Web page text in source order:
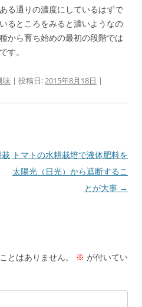
る通りの濃度にしているはずで
るところをみると濃いようなの
から育ち始めの最初の段階では
す。
味 | 投稿日:2015年8月18日 |
トマトの水耕栽培で液体肥料を
太陽光（日光）から遮断するこ
とが大事 →
とはありません。 ※ が付いてい